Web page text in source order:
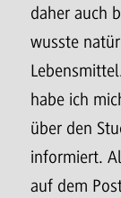
daher auch
wusste
habe ich
über den
informiert.
auf dem